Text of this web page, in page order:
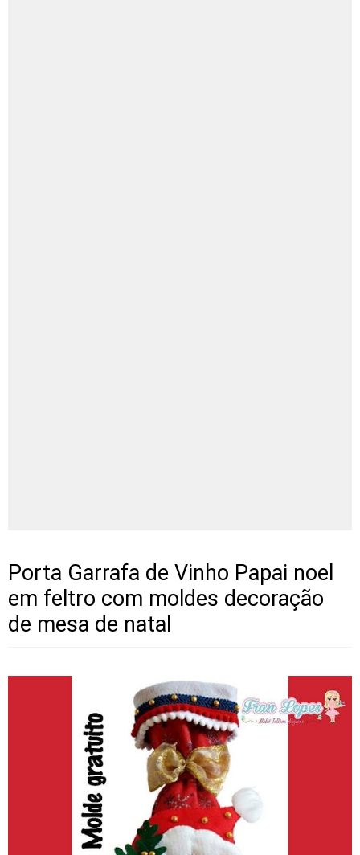
Porta Garrafa de Vinho Papai noel
em feltro com moldes decoração
de mesa de natal